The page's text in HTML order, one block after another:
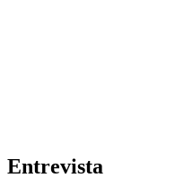
Entrevista